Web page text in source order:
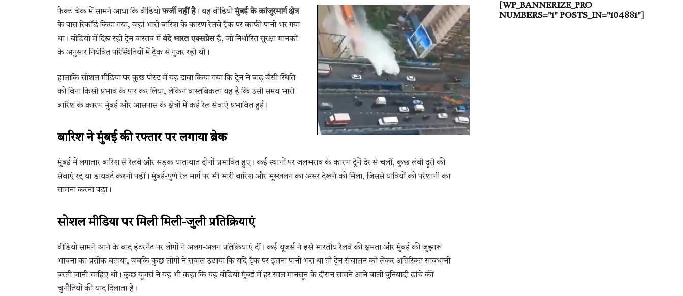
फैक्ट चेक में सामने आया कि वीडियोफर्जी नहीं है। यह वीडियोमुंबई के कांजुरमार्ग क्षेत्र
के पास रिकॉर्ड किया गया, जहां भारी बारिश के कारण रेलवे ट्रैक पर काफी पानी भर गया
था। वीडियो में दिख रही ट्रेन वास्तव मेंवंदे भारत एक्सप्रेसहै, जो निर्धारित सुरक्षा मानकों
के अनुसार नियंत्रित परिस्थितियों में ट्रैक से गुजर रही थी।
हालांकि सोशल मीडिया पर कुछ पोस्ट में यह दावा किया गया कि ट्रेन ने बाढ़ जैसी स्थिति
को बिना किसी प्रभाव के पार कर लिया, लेकिन वास्तविकता यह है कि उसी समय भारी
बारिश के कारण मुंबई और आसपास के क्षेत्रों में कई रेल सेवाएं प्रभावित हुईं।
बारिश ने मुंबई की रफ्तार पर लगाया ब्रेक
मुंबई में लगातार बारिश से रेलवे और सड़क यातायात दोनों प्रभावित हुए। कई स्थानों पर जलभराव के कारण ट्रेनें देर से चलीं, कुछ लंबी दूरी की
सेवाएं रद्द या डायवर्ट करनी पड़ीं। मुंबई-पुणे रेल मार्ग पर भी भारी बारिश और भूस्खलन का असर देखने को मिला, जिससे यात्रियों को परेशानी का
सामना करना पड़ा।
सोशल मीडिया पर मिली मिली-जुली प्रतिक्रियाएं
वीडियो सामने आने के बाद इंटरनेट पर लोगों ने अलग-अलग प्रतिक्रियाएं दीं। कई यूजर्स ने इसे भारतीय रेलवे की क्षमता और मुंबई की जुझारू
भावना का प्रतीक बताया, जबकि कुछ लोगों ने सवाल उठाया कि यदि ट्रैक पर इतना पानी भरा था तो ट्रेन संचालन को लेकर अतिरिक्त सावधानी
बरती जानी चाहिए थी। कुछ यूजर्स ने यह भी कहा कि यह वीडियो मुंबई में हर साल मानसून के दौरान सामने आने वाली बुनियादी ढांचे की
चुनौतियों की याद दिलाता है।
[WP_BANNERIZE_PRO
NUMBERS="1" POSTS_IN="104881"]